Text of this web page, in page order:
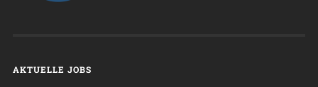
AKTUELLE JOBS